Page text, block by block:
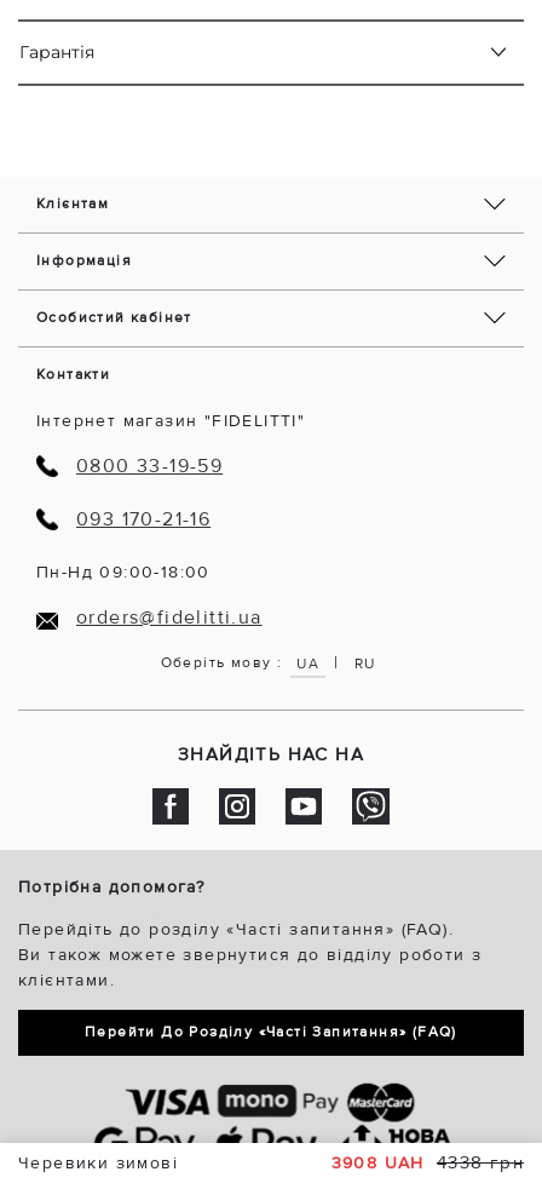
Черевики зимові 3908 UAH 4338 грн
Гарантія
Клієнтам
Інформація
Особистий кабінет
Контакти
Інтернет магазин "FIDELITTI"
0800 33-19-59
093 170-21-16
Пн-Нд 09:00-18:00
orders@fidelitti.ua
Оберіть мову : UA | RU
ЗНАЙДІТЬ НАС НА
Потрібна допомога?
Перейдіть до розділу «Часті запитання» (FAQ).
Ви також можете звернутися до відділу роботи з
клієнтами.
Перейти До Розділу «Часті Запитання» (FAQ)